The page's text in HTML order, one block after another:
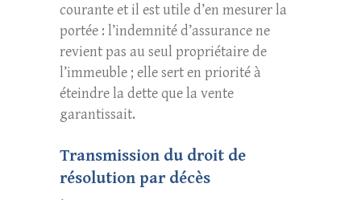
courante et il est utile d’en mesurer la
portée : l’indemnité d’assurance ne
revient pas au seul propriétaire de
l’immeuble ; elle sert en priorité à
éteindre la dette que la vente
garantissait.
Transmission du droit de
résolution par décès